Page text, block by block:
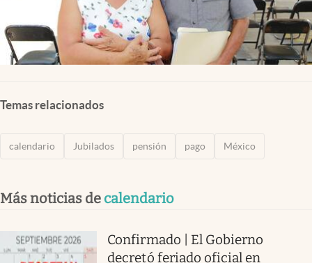
Temas relacionados
calendario Jubilados pensión pago México
Más noticias de calendario
Confirmado | El Gobierno
decretó feriado oficial en